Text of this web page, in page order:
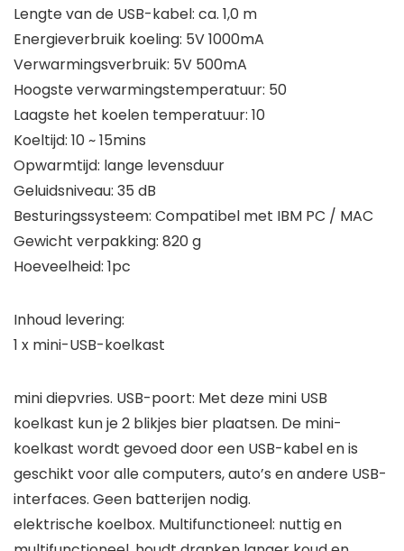
Lengte van de USB-kabel: ca. 1,0 m
Energieverbruik koeling: 5V 1000mA
Verwarmingsverbruik: 5V 500mA
Hoogste verwarmingstemperatuur: 50
Laagste het koelen temperatuur: 10
Koeltijd: 10 ~ 15mins
Opwarmtijd: lange levensduur
Geluidsniveau: 35 dB
Besturingssysteem: Compatibel met IBM PC / MAC
Gewicht verpakking: 820 g
Hoeveelheid: 1pc
Inhoud levering:
1 x mini-USB-koelkast
mini diepvries. USB-poort: Met deze mini USB
koelkast kun je 2 blikjes bier plaatsen. De mini-
koelkast wordt gevoed door een USB-kabel en is
geschikt voor alle computers, auto’s en andere USB-
interfaces. Geen batterijen nodig.
elektrische koelbox. Multifunctioneel: nuttig en